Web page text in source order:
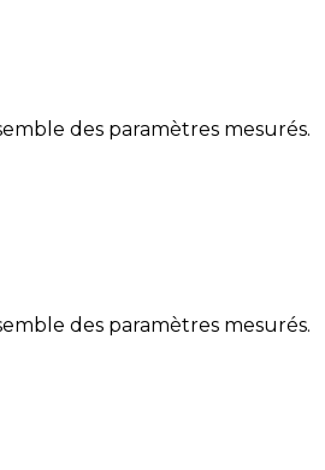
des paramètres mesurés.
des paramètres mesurés.